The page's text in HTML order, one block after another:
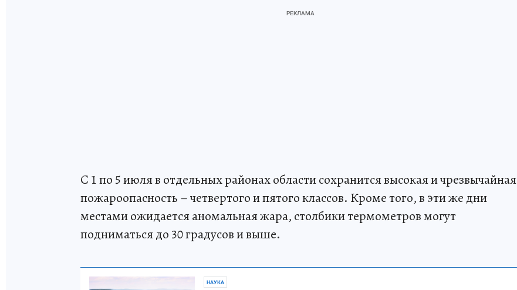
С 1 по 5 июля в отдельных районах области сохранится высокая и чрезвычайная
пожароопасность – четвертого и пятого классов. Кроме того, в эти же дни
местами ожидается аномальная жара, столбики термометров могут
подниматься до 30 градусов и выше.
НАУКА